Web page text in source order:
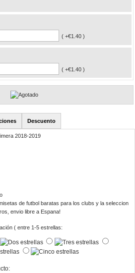
( +€1.40 )
( +€1.40 )
Descuento
2018-2019
de futbol baratas para los clubs y la seleccion
envio libre a Espana!
( entre 1-5 estrellas: